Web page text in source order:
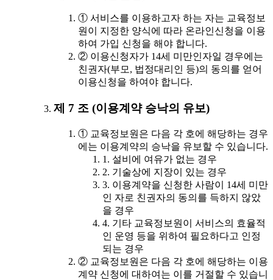
① 서비스를 이용하고자 하는 자는 교육정보
원이 지정한 양식에 따라 온라인신청을 이용
하여 가입 신청을 해야 합니다.
② 이용신청자가 14세 미만인자일 경우에는
친권자(부모, 법정대리인 등)의 동의를 얻어
이용신청을 하여야 합니다.
제 7 조 (이용계약 승낙의 유보)
① 교육정보원은 다음 각 호에 해당하는 경우
에는 이용계약의 승낙을 유보할 수 있습니다.
1. 설비에 여유가 없는 경우
2. 기술상에 지장이 있는 경우
3. 이용계약을 신청한 사람이 14세 미만
인 자로 친권자의 동의를 득하지 않았
을 경우
4. 기타 교육정보원이 서비스의 효율적
인 운영 등을 위하여 필요하다고 인정
되는 경우
② 교육정보원은 다음 각 호에 해당하는 이용
계약 신청에 대하여는 이를 거절할 수 있습니